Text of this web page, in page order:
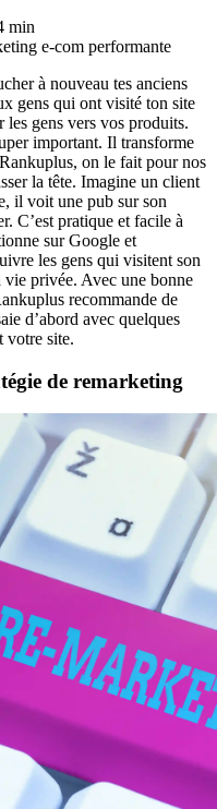
min
à nouveau tes anciens
gens qui ont visité ton site
les gens vers vos produits.
important. Il transforme
on le fait pour nos
la tête. Imagine un client
il voit une pub sur son
C’est pratique et facile à
sur Google et
les gens qui visitent son
vie privée. Avec une bonne
recommande de
d’abord avec quelques
votre site.
de remarketing